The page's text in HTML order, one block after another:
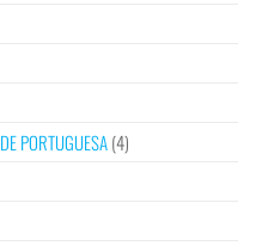
PORTUGUESA(4)